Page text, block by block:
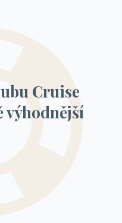
Cruise
výhodnější